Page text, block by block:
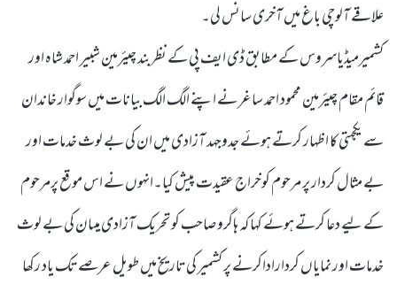
علاقے آلوچی باغ میں آخری سانس لی۔
کشمیرمیڈیاسروس کے مطابق ڈی ایف پی کے نظربند چیئرمین شبیر احمد شاہ اور
قائم مقام چیئرمین محمود احمد ساغر نے اپنے الگ الگ بیانات میں سوگوار خاندان
سے یکجہتی کا اظہار کرتے ہوئے جدوجہد آزادی میں ان کی بے لوث خدمات اور
بے مثال کردار پر مرحوم کوخراج عقیدت پیش کیا۔انہوں نے اس موقع پرمرحوم
کے لیے دعا کرتے ہوئے کہا کہ ہاگرو صاحب کو تحریک آزادی میںان کی بے لوث
خدمات اور نمایاں کرداراداکرنے پر کشمیر کی تاریخ میں طویل عرصے تک یاد رکھا